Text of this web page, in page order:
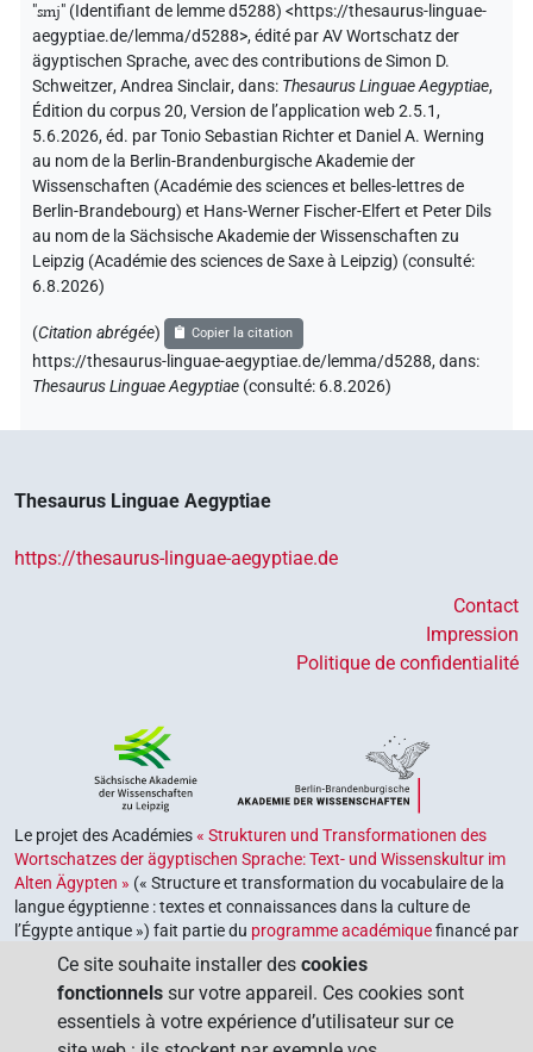
"smj" (Identifiant de lemme d5288) <https://thesaurus-linguae-
aegyptiae.de/lemma/d5288>,édité par AV Wortschatz der
ägyptischen Sprache,avec des contributions deSimon D.
Schweitzer,Andrea Sinclair,dans: Thesaurus Linguae Aegyptiae,
Édition du corpus 20, Version de l’application web 2.5.1,
5.6.2026, éd. par Tonio Sebastian Richter et Daniel A. Werning
au nom de la Berlin-Brandenburgische Akademie der
Wissenschaften (Académie des sciences et belles-lettres de
Berlin-Brandebourg) et Hans-Werner Fischer-Elfert et Peter Dils
au nom de la Sächsische Akademie der Wissenschaften zu
Leipzig (Académie des sciences de Saxe à Leipzig) (consulté:
6.8.2026)
(Citation abrégée) Copier la citation
https://thesaurus-linguae-aegyptiae.de/lemma/d5288,dans:
Thesaurus Linguae Aegyptiae (consulté: 6.8.2026)
Thesaurus Linguae Aegyptiae
https://thesaurus-linguae-aegyptiae.de
Contact
Impression
Politique de confidentialité
Le projet des Académies« Strukturen und Transformationen des
Wortschatzes der ägyptischen Sprache: Text- und Wissenskultur im
Alten Ägypten » (« Structure et transformation du vocabulaire de la
langue égyptienne : textes et connaissances dans la culture de
l’Égypte antique ») fait partie du programme académiquefinancé par
le gouvernement fédéral et les gouvernements des Länder de la
retrouver et explorer notre héritage culturel. Le programme est
coordonné par l’Union des académies allemandes des sciences et
Ce site souhaite installer des cookies
fonctionnels sur votre appareil. Ces cookies sont
essentiels à votre expérience d’utilisateur sur ce